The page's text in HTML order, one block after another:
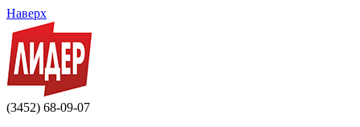
Наверх
(3452) 68-09-07